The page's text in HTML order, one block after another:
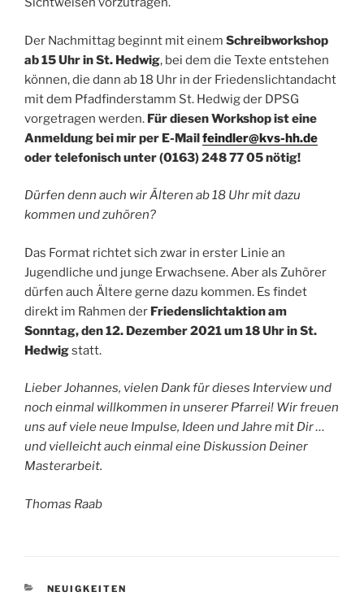
Der Nachmittag beginnt mit einem Schreibworkshop
ab 15 Uhr in St. Hedwig, bei dem die Texte entstehen
können, die dann ab 18 Uhr in der Friedenslichtandacht
mit dem Pfadfinderstamm St. Hedwig der DPSG
vorgetragen werden. Für diesen Workshop ist eine
Anmeldung bei mir per E-Mailfeindler@kvs-hh.de
oder telefonisch unter (0163) 248 77 05 nötig!
Dürfen denn auch wir Älteren ab 18 Uhr mit dazu
kommen und zuhören?
Das Format richtet sich zwar in erster Linie an
Jugendliche und junge Erwachsene. Aber als Zuhörer
dürfen auch Ältere gerne dazu kommen. Es findet
direkt im Rahmen der Friedenslichtaktion am
Sonntag, den 12. Dezember 2021 um 18 Uhr in St.
Hedwigstatt.
Lieber Johannes, vielen Dank für dieses Interview und
noch einmal willkommen in unserer Pfarrei! Wir freuen
uns auf viele neue Impulse, Ideen und Jahre mit Dir …
und vielleicht auch einmal eine Diskussion Deiner
Masterarbeit.
Thomas Raab
KATEGORIEN
NEUIGKEITEN